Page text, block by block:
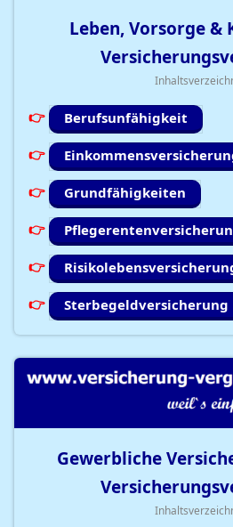
Leben, Vorsorge &
Berufsunfähigkeit
Grundfähigkeiten
Sterbegeldversicherung
Gewerbliche